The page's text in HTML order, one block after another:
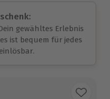
gewähltes Erlebnis
ist bequem für jedes